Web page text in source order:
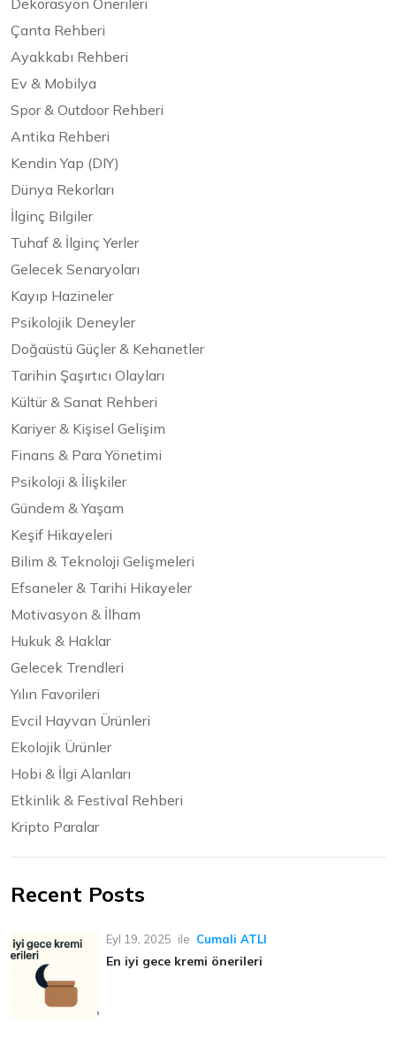
Dekorasyon Önerileri
Çanta Rehberi
Ayakkabı Rehberi
Ev & Mobilya
Spor & Outdoor Rehberi
Antika Rehberi
Kendin Yap (DIY)
Dünya Rekorları
İlginç Bilgiler
Tuhaf & İlginç Yerler
Gelecek Senaryoları
Kayıp Hazineler
Psikolojik Deneyler
Doğaüstü Güçler & Kehanetler
Tarihin Şaşırtıcı Olayları
Kültür & Sanat Rehberi
Kariyer & Kişisel Gelişim
Finans & Para Yönetimi
Psikoloji & İlişkiler
Gündem & Yaşam
Keşif Hikayeleri
Bilim & Teknoloji Gelişmeleri
Efsaneler & Tarihi Hikayeler
Motivasyon & İlham
Hukuk & Haklar
Gelecek Trendleri
Yılın Favorileri
Evcil Hayvan Ürünleri
Ekolojik Ürünler
Hobi & İlgi Alanları
Etkinlik & Festival Rehberi
Kripto Paralar
Recent Posts
Eyl 19, 2025 ile Cumali ATLI
En iyi gece kremi önerileri